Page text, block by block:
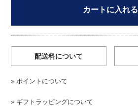
カートに入れる
配送料について
» ポイントについて
» ギフトラッピングについて